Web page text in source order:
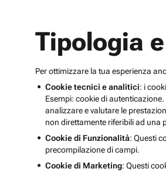
Tipologia
Per ottimizzare la tua esperienza
Cookie tecnici e analitici: i
Esempi: cookie di
analizzare e valutare le
non direttamente riferibili ad una
Cookie di Funzionalità: Questi
precompilazione di campi.
Cookie di Marketing: Questi